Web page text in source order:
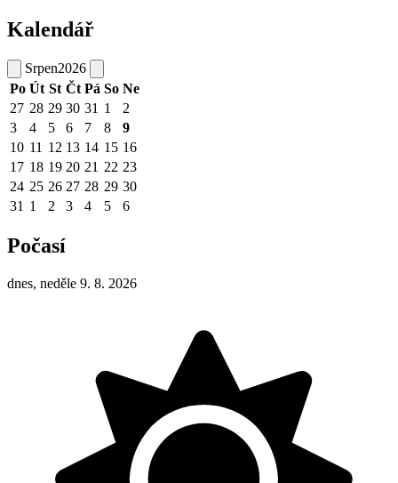
Kalendář
Srpen2026
Po Út St Čt Pá So Ne
27 28 29 30 31 1
2
3
4 5 6 7 8
9
10 11 12 13 14 15 16
17 18 19 20 21 22 23
24 25 26 27 28 29 30
31 1 2 3 4 5 6
Počasí
dnes, neděle 9. 8. 2026